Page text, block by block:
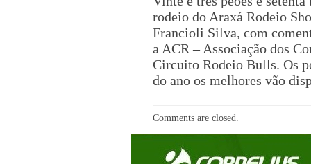
rodeio do Araxá Rodeio
Francioli Silva, com
a ACR – Associação dos
Circuito Rodeio Bulls. Os
do ano os melhores vão
Comments are closed.